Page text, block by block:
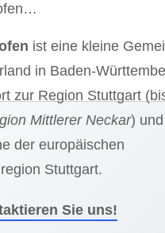
ist eine kleine
in Baden-
zur Region Stuttgart
Mittlerer Neckar)
der europäischen
Stuttgart.
Sie uns!